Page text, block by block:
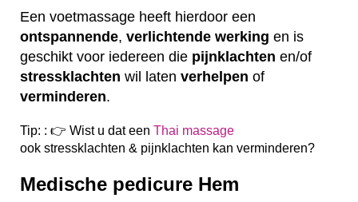
Een voetmassage heeft hierdoor een
ontspannende, verlichtende werking en is
geschikt voor iedereen die pijnklachten en/of
stressklachten wil laten verhelpen of
verminderen.
Tip: : 👉 Wist u dat een Thai massage
ook stressklachten & pijnklachten kan verminderen?
Medische pedicure Hem